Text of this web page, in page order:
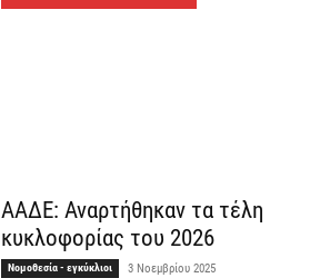
ΑΑΔΕ: Αναρτήθηκαν τα τέλη
κυκλοφορίας του 2026
Νομοθεσία - εγκύκλιοι 3 Νοεμβρίου 2025